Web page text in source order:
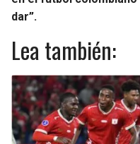
dar”.
Lea también: